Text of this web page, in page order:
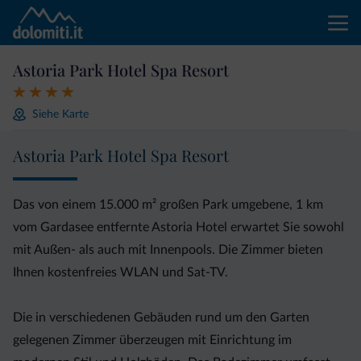
Astoria Park Hotel Spa Resort
Siehe Karte
Astoria Park Hotel Spa Resort
Das von einem 15.000 m² großen Park umgebene, 1 km
vom Gardasee entfernte Astoria Hotel erwartet Sie sowohl
mit Außen- als auch mit Innenpools. Die Zimmer bieten
Ihnen kostenfreies WLAN und Sat-TV.
Die in verschiedenen Gebäuden rund um den Garten
gelegenen Zimmer überzeugen mit Einrichtung im